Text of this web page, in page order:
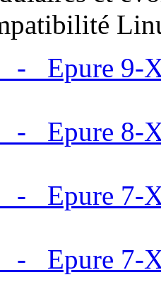
- Epure 9-
- Epure 8-
- Epure 7-
- Epure 7-